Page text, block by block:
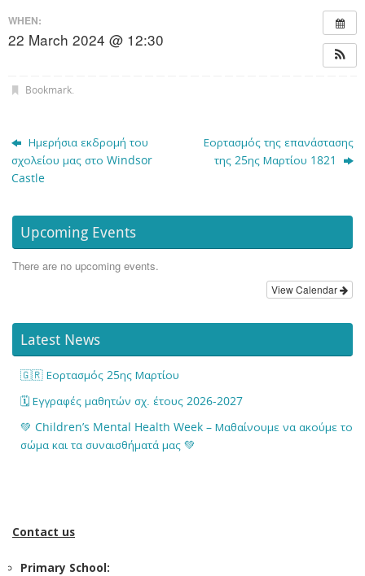
WHEN:
22 March 2024 @ 12:30
Bookmark.
Ημερήσια εκδρομή του
σχολείου μας στο Windsor
Castle
Εορτασμός της επανάστασης
της 25ης Μαρτίου 1821
Upcoming Events
There are no upcoming events.
View Calendar
Latest News
🇬🇷 Εορτασμός 25ης Μαρτίου
🗓️ Εγγραφές μαθητών σχ. έτους 2026-2027
💚 Children’s Mental Health Week – Μαθαίνουμε να ακούμε το
σώμα και τα συναισθήματά μας 💚
Contact us
Primary School: